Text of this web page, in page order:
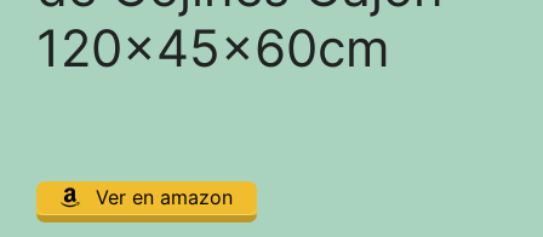
120x45x60cm
Ver en amazon